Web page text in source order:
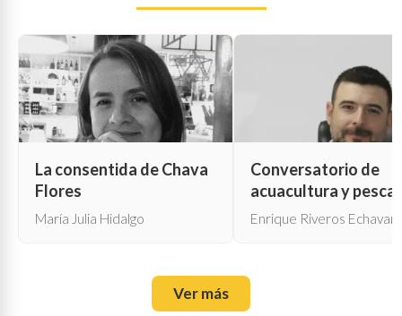
La consentida de Chava
Flores
María Julia Hidalgo
Conversatorio de
acuacultura y pesca
Enrique Riveros
Ver más